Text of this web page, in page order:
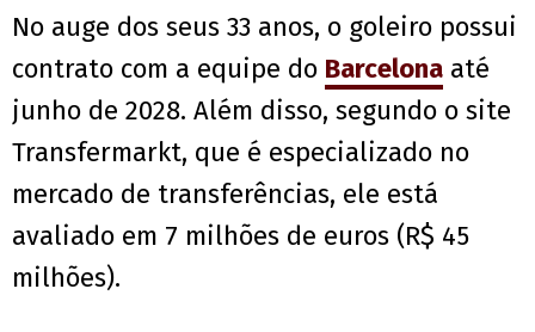
No auge dos seus 33 anos, o goleiro possui
contrato com a equipe do Barcelona até
junho de 2028. Além disso, segundo o site
Transfermarkt, que é especializado no
mercado de transferências, ele está
avaliado em 7 milhões de euros (R$ 45
milhões).